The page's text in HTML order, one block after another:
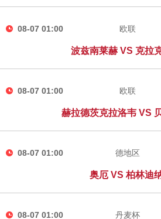
08-07 01:00 欧联
波兹南莱赫 VS 克拉
08-07 01:00 欧联
赫拉德茨克拉洛韦 VS
08-07 01:00 德地区
奥厄 VS 柏林迪
08-07 01:00 丹麦杯